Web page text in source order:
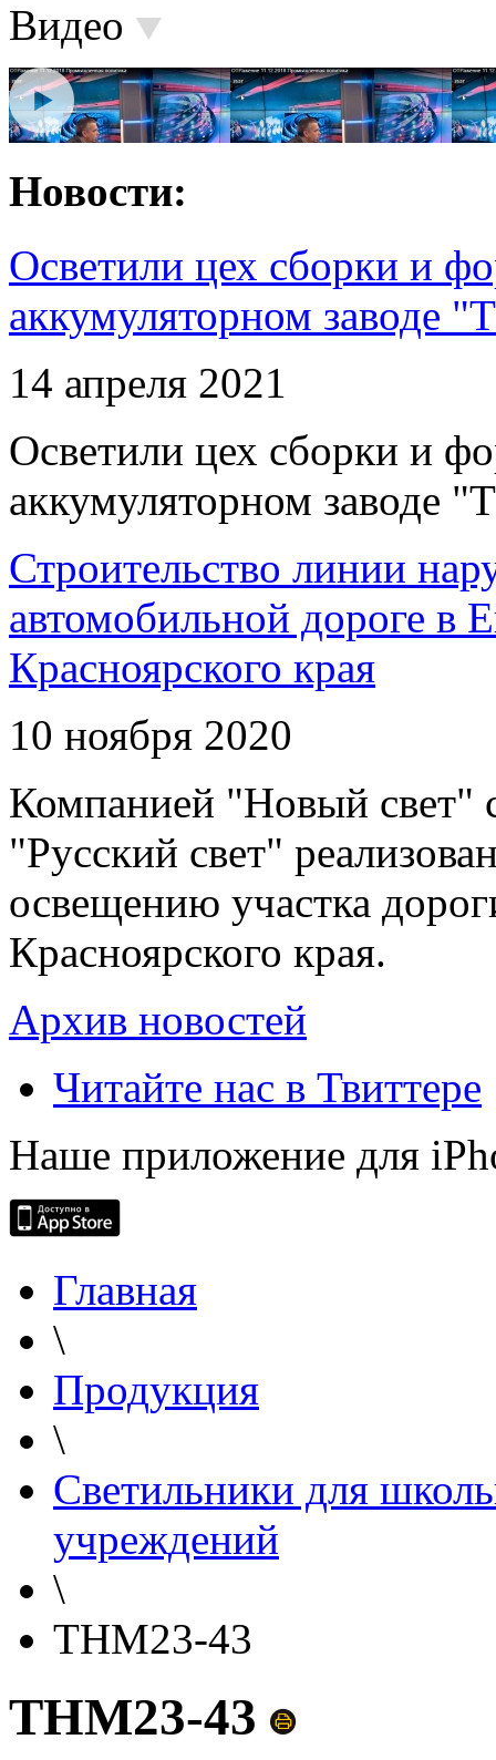
Видео
Новости:
Осветили цех сборки и
аккумуляторном заводе
14 апреля 2021
Осветили цех сборки и
аккумуляторном заводе
Строительство линии
автомобильной дороге в
Красноярского края
10 ноября 2020
Компанией "Новый свет"
"Русский свет"
освещению участка
Красноярского края.
Архив новостей
Читайте нас в Твиттере
Наше приложение для
Главная
\
Продукция
\
Светильники для
учреждений
\
THM23-43
THM23-43